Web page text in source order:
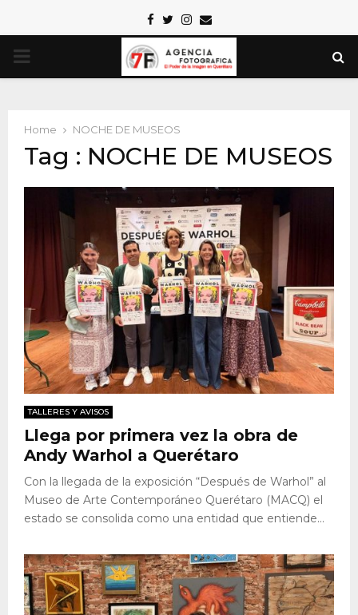
Facebook
TwitterInstagram
Email
PRIMARY
Home NOCHE DE MUSEOS
Tag : NOCHE DE MUSEOS
TALLERES Y AVISOS
Llega por primera vez la obra de
Andy Warhol a Querétaro
Con la llegada de la exposición “Después de Warhol” al
Museo de Arte Contemporáneo Querétaro (MACQ) el
estado se consolida como una entidad que entiende...